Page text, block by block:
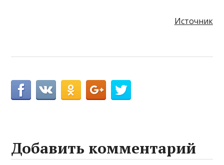
Источник
Добавить комментарий